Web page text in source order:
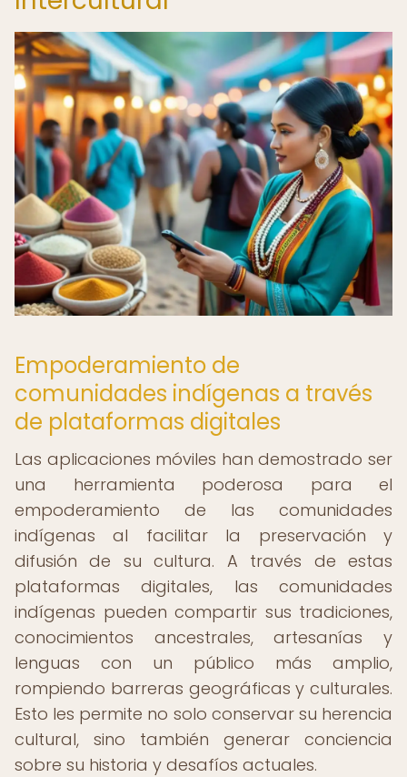
Empoderamiento de
comunidades indígenas a través
de plataformas digitales
Las aplicaciones móviles han demostrado ser
una herramienta poderosa para el
empoderamiento de las comunidades
indígenas al facilitar la preservación y
difusión de su cultura. A través de estas
plataformas digitales, las comunidades
indígenas pueden compartir sus tradiciones,
conocimientos ancestrales, artesanías y
lenguas con un público más amplio,
rompiendo barreras geográficas y culturales.
Esto les permite no solo conservar su herencia
cultural, sino también generar conciencia
sobre su historia y desafíos actuales.